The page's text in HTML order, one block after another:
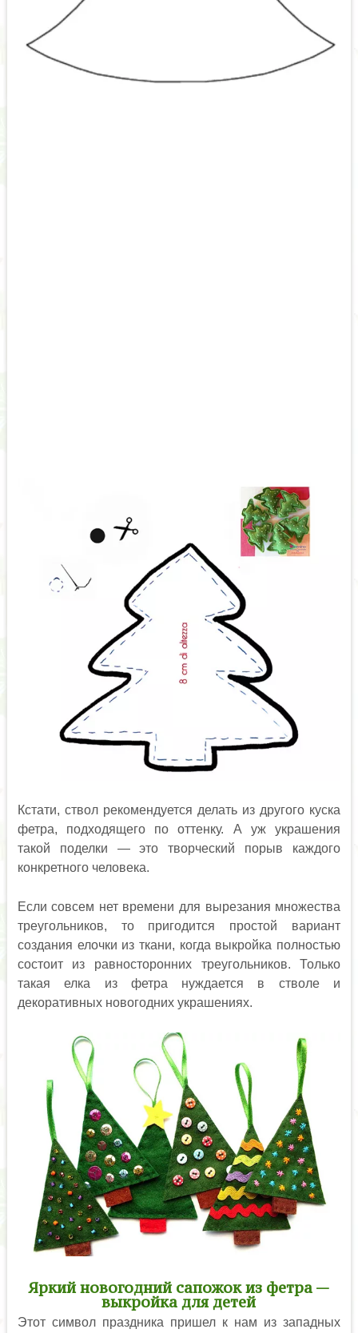
Кстати, ствол рекомендуется делать из другого куска
фетра, подходящего по оттенку. А уж украшения
такой поделки — это творческий порыв каждого
конкретного человека.
Если совсем нет времени для вырезания множества
треугольников, то пригодится простой вариант
создания елочки из ткани, когда выкройка полностью
состоит из равносторонних треугольников. Только
такая елка из фетра нуждается в стволе и
декоративных новогодних украшениях.
Яркий новогодний сапожок из фетра —
выкройка для детей
Этот символ праздника пришел к нам из западных